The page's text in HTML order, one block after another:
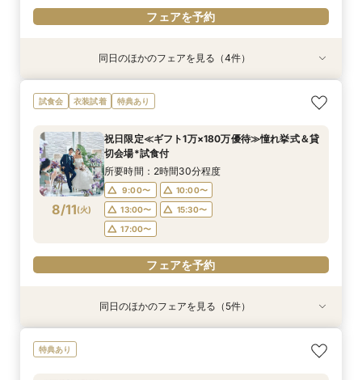
フェアを予約
特典あり
8/10(月)
<初見学に◎>じっくり相談会×大聖堂×上質空間
×絶品3万試食
10:00〜
13:00〜
15:30〜
17:00〜
フェアを予約
衣装試着 特典あり
8/10(月)
＼パパママ＆マタニティも安心★／ダンドリや予
算もイチから相談
10:00〜
13:00〜
15:30〜
17:00〜
フェアを予約
8/10(月)
【60分で知りたいことだけ♪】安心相談×会場見
学★来館特典付き
9:00〜
13:00〜
15:30〜
17:00〜
フェアを予約
衣装試着 特典あり
8/10(月)
【地元婚応援】北九州・筑豊出身or在住なら★自
己負担ゼロ特典
9:00〜
13:00〜
15:30〜
17:00〜
フェアを予約
同日のほかのフェアを見る（4件）
試食会 衣装試着 特典あり
8/11(火)
祝日限定≪ギフト1万×180万優待≫憧れ挙式＆貸
切会場*試食付
所要時間：2時間30分程度
9:00〜
10:00〜
13:00〜
15:30〜
17:00〜
フェアを予約
衣装試着 特典あり
【見積相談会】結婚式費用を抑えて挙げるコツを
衣装試着 特典あり
＜料理重視の方へ◎＞こだわり抜いた記憶に残る
美食体験◇黒毛和牛3万試食付き！骨格診断＆お
衣装試着 特典あり
【初見学におすすめ】贅沢和牛試食×大聖堂チャ
衣装試着 特典あり
【徹底比較*2件目以降の方へ】見積相談×全館見
衣装試着 特典あり
＼10～30名★邸宅貸切OK／プライベート挙式＆
同日のほかのフェアを見る（5件）
特典あり